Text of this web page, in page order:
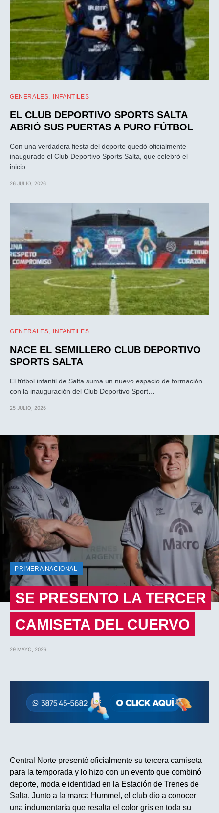
GENERALES INFANTILES
EL CLUB DEPORTIVO SPORTS SALTA
ABRIÓ SUS PUERTAS A PURO FÚTBOL
Con una verdadera fiesta del deporte quedó oficialmente
inaugurado el Club Deportivo Sports Salta, que celebró el
inicio…
26 JULIO, 2026
GENERALES INFANTILES
NACE EL SEMILLERO CLUB DEPORTIVO
SPORTS SALTA
El fútbol infantil de Salta suma un nuevo espacio de formación
con la inauguración del Club Deportivo Sport…
25 JULIO, 2026
PRIMERA NACIONAL
SE PRESENTO LA TERCER
CAMISETA DEL CUERVO
29 MAYO, 2026
Central Norte presentó oficialmente su tercera camiseta
para la temporada y lo hizo con un evento que combinó
deporte, moda e identidad en la Estación de Trenes de
Salta. Junto a la marca Hummel, el club dio a conocer
una indumentaria que resalta el color gris en toda su